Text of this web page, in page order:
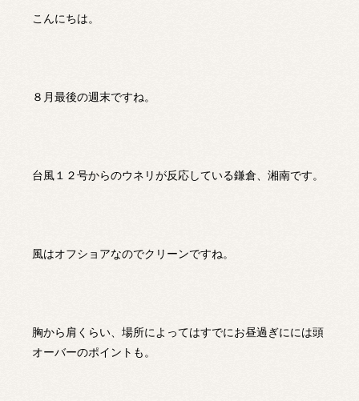
こんにちは。
８月最後の週末ですね。
台風１２号からのウネリが反応している鎌倉、湘南です。
風はオフショアなのでクリーンですね。
胸から肩くらい、場所によってはすでにお昼過ぎにには頭
オーバーのポイントも。